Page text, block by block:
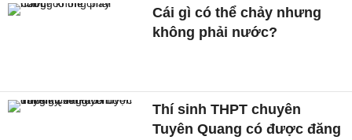
Cái gì có thể chảy nhưng
không phải nước?
Thí sinh THPT chuyên
Tuyên Quang có được đăng